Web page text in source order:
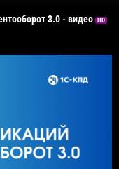
3.0 - видео HD